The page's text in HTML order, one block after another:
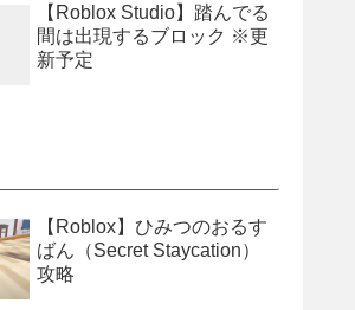
【Roblox Studio】踏んでる
間は出現するブロック ※更
新予定
【Roblox】ひみつのおるす
ばん（Secret Staycation）
攻略